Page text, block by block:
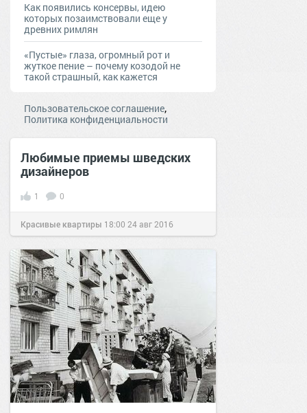
Как появились консервы, идею
которых позаимствовали еще у
древних римлян
«Пустые» глаза, огромный рот и
жуткое пение – почему козодой не
такой страшный, как кажется
Пользовательское соглашение,
Политика конфиденциальности
Любимые приемы шведских
дизайнеров
1 0
Красивые квартиры 18:00 24 авг 2016